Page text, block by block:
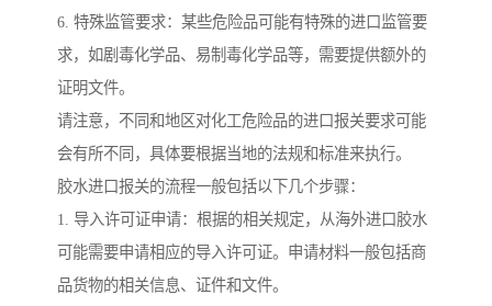
6. 特殊监管要求：某些危险品可能有特殊的进口监管要
求，如剧毒化学品、易制毒化学品等，需要提供额外的
证明文件。
请注意，不同和地区对化工危险品的进口报关要求可能
会有所不同，具体要根据当地的法规和标准来执行。
胶水进口报关的流程一般包括以下几个步骤：
1. 导入许可证申请：根据的相关规定，从海外进口胶水
可能需要申请相应的导入许可证。申请材料一般包括商
品货物的相关信息、证件和文件。